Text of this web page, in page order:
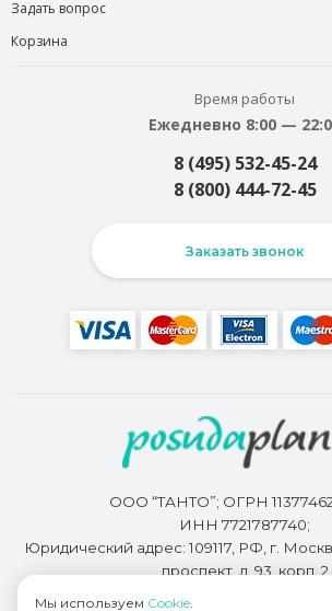
Задать вопрос
Корзина
Время работы
Ежедневно 8:00 —
8 (495) 532-45-24
8 (800) 444-72-45
Заказать звонок
ООО “ТАНТО”; ОГРН
ИНН 7721787740;
Юридический адрес: 109117, РФ, г.
проспект, д. 93, корп. 2
Мы используем Cookie.